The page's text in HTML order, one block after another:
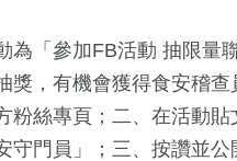
為「參加FB活動 抽限量
獎，有機會獲得食安稽
粉絲專頁；二、在活動
守門員」；三、按讚並公